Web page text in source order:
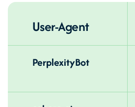
User-Agent
PerplexityBot